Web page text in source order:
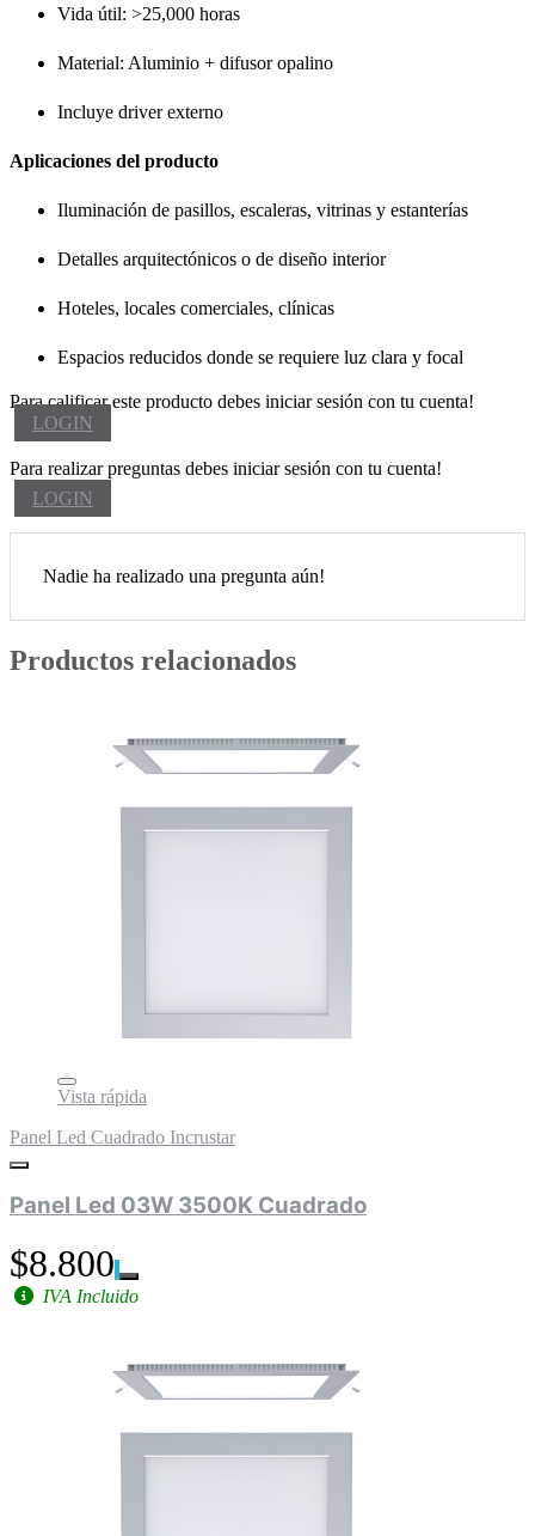
Vida útil: >25,000 horas
Material: Aluminio + difusor opalino
Incluye driver externo
Aplicaciones del producto
Iluminación de pasillos, escaleras, vitrinas y estanterías
Detalles arquitectónicos o de diseño interior
Hoteles, locales comerciales, clínicas
Espacios reducidos donde se requiere luz clara y focal
Para calificar este producto debes iniciar sesión con tu cuenta!
LOGIN
Para realizar preguntas debes iniciar sesión con tu cuenta!
LOGIN
Nadie ha realizado una pregunta aún!
Productos relacionados
Vista rápida
Panel Led Cuadrado Incrustar
Panel Led 03W 3500K Cuadrado
$8.800
IVA Incluido